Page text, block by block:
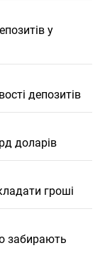
у
депозитів
доларів
гроші
забирають